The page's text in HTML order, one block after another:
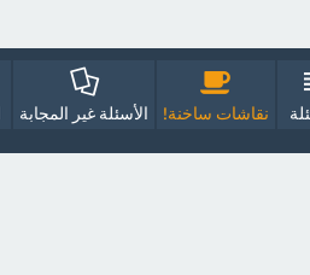
نقاشات ساخنة! الأسئلة غير المجابة